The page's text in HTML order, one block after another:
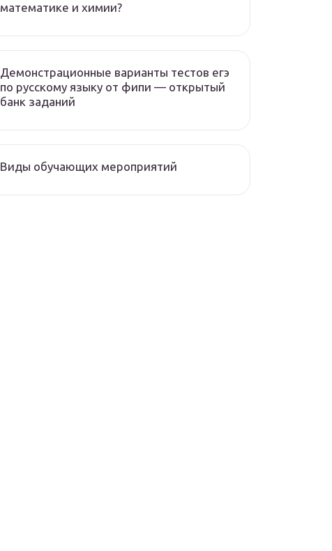
математике и химии?
Демонстрационные варианты тестов егэ
по русскому языку от фипи — открытый
банк заданий
Виды обучающих мероприятий